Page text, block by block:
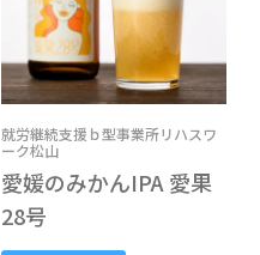
就労継続支援ｂ型事業所リハスワ
ーク松山
愛媛のみかんIPA 愛果
28号